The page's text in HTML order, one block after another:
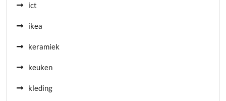
ict
ikea
keramiek
keuken
kleding